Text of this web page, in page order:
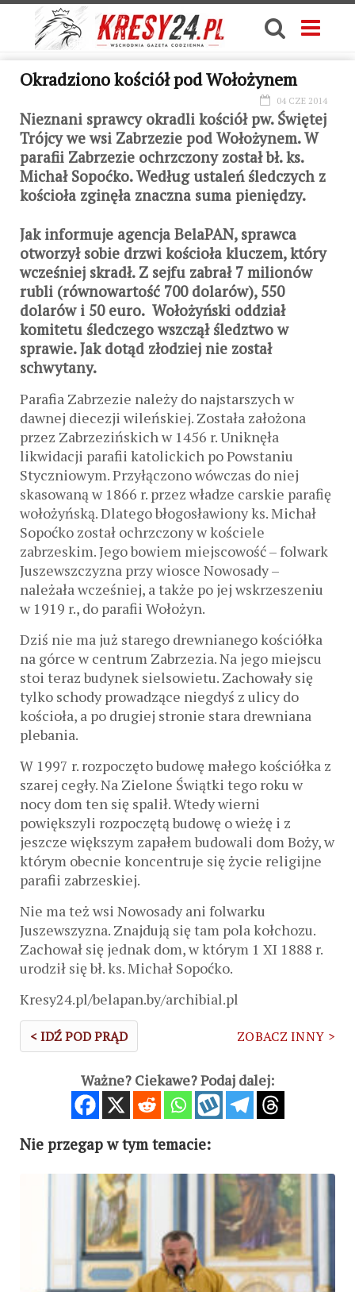
Okradziono kościół pod Wołożynem
04 CZE 2014
Nieznani sprawcy okradli kościół pw. Świętej
Trójcy we wsi Zabrzezie pod Wołożynem. W
parafii Zabrzezie ochrzczony został bł. ks.
Michał Sopoćko. Według ustaleń śledczych z
kościoła zginęła znaczna suma pieniędzy.
Jak informuje agencja BelaPAN, sprawca
otworzył sobie drzwi kościoła kluczem, który
wcześniej skradł. Z sejfu zabrał 7 milionów
rubli (równowartość 700 dolarów), 550
dolarów i 50 euro. Wołożyński oddział
komitetu śledczego wszczął śledztwo w
sprawie. Jak dotąd złodziej nie został
schwytany.
Parafia Zabrzezie należy do najstarszych w
dawnej diecezji wileńskiej. Została założona
przez Zabrzezińskich w 1456 r. Uniknęła
likwidacji parafii katolickich po Powstaniu
Styczniowym. Przyłączono wówczas do niej
skasowaną w 1866 r. przez władze carskie parafię
wołożyńską. Dlatego błogosławiony ks. Michał
Sopoćko został ochrzczony w kościele
zabrzeskim. Jego bowiem miejscowość – folwark
Juszewszczyzna przy wiosce Nowosady –
należała wcześniej, a także po jej wskrzeszeniu
w 1919 r., do parafii Wołożyn.
Dziś nie ma już starego drewnianego kościółka
na górce w centrum Zabrzezia. Na jego miejscu
stoi teraz budynek sielsowietu. Zachowały się
tylko schody prowadzące niegdyś z ulicy do
kościoła, a po drugiej stronie stara drewniana
plebania.
W 1997 r. rozpoczęto budowę małego kościółka z
szarej cegły. Na Zielone Świątki tego roku w
nocy dom ten się spalił. Wtedy wierni
powiększyli rozpoczętą budowę o wieżę i z
jeszcze większym zapałem budowali dom Boży, w
którym obecnie koncentruje się życie religijne
parafii zabrzeskiej.
Nie ma też wsi Nowosady ani folwarku
Juszewszyzna. Znajdują się tam pola kołchozu.
Zachował się jednak dom, w którym 1 XI 1888 r.
urodził się bł. ks. Michał Sopoćko.
Kresy24.pl/belapan.by/archibial.pl
< IDŹ POD PRĄD ZOBACZ INNY >
Ważne? Ciekawe? Podaj dalej:
Nie przegap w tym temacie: